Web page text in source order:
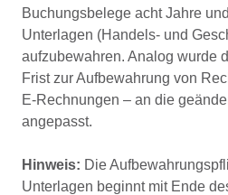
Buchungsbelege acht Jahre
Unterlagen (Handels- und
aufzubewahren. Analog wurde
Frist zur Aufbewahrung von
E-Rechnungen – an die
angepasst.
Hinweis: Die
Unterlagen beginnt mit Ende